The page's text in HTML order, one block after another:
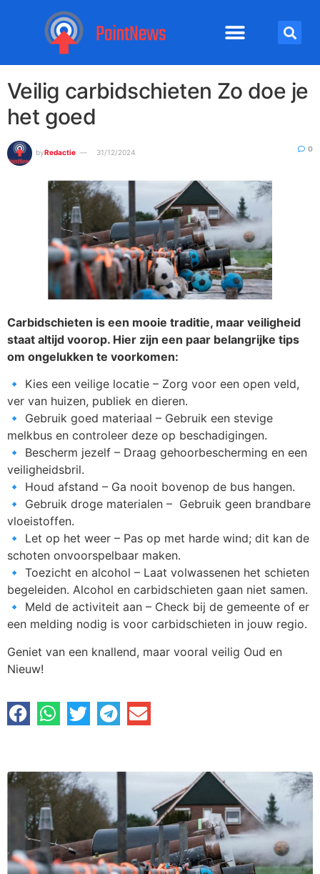
Veilig carbidschieten Zo doe je
het goed
byRedactie 31/12/2024 0
Carbidschieten is een mooie traditie, maar veiligheid
staat altijd voorop. Hier zijn een paar belangrijke tips
om ongelukken te voorkomen:
🔹 Kies een veilige locatie – Zorg voor een open veld,
ver van huizen, publiek en dieren.
🔹 Gebruik goed materiaal – Gebruik een stevige
melkbus en controleer deze op beschadigingen.
🔹 Bescherm jezelf – Draag gehoorbescherming en een
veiligheidsbril.
🔹 Houd afstand – Ga nooit bovenop de bus hangen.
🔹 Gebruik droge materialen – Gebruik geen brandbare
vloeistoffen.
🔹 Let op het weer – Pas op met harde wind; dit kan de
schoten onvoorspelbaar maken.
🔹 Toezicht en alcohol – Laat volwassenen het schieten
begeleiden. Alcohol en carbidschieten gaan niet samen.
🔹 Meld de activiteit aan – Check bij de gemeente of er
een melding nodig is voor carbidschieten in jouw regio.
Geniet van een knallend, maar vooral veilig Oud en
Nieuw!